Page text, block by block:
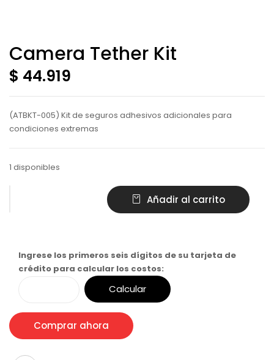
Camera Tether Kit
$ 44.919
(ATBKT-005) Kit de seguros adhesivos adicionales para
condiciones extremas
1 disponibles
Añadir al carrito
Ingrese los primeros seis dígitos de su tarjeta de
crédito para calcular los costos:
Calcular
Comprar ahora